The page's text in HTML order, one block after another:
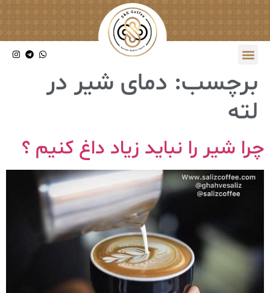
برچسب: دمای شیر در
لته
چرا شیر را نباید زیاد داغ کنیم ؟